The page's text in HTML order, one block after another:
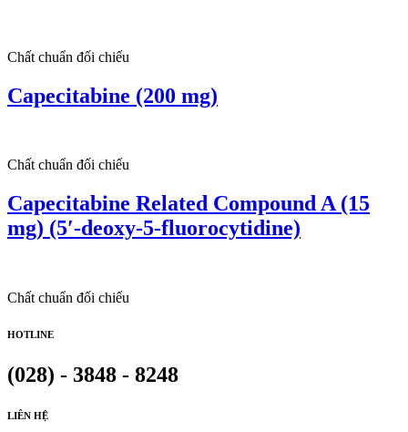
Chất chuẩn đối chiếu
Capecitabine (200 mg)
Chất chuẩn đối chiếu
Capecitabine Related Compound A (15
mg) (5′-deoxy-5-fluorocytidine)
Chất chuẩn đối chiếu
HOTLINE
(028) - 3848 - 8248
LIÊN HỆ